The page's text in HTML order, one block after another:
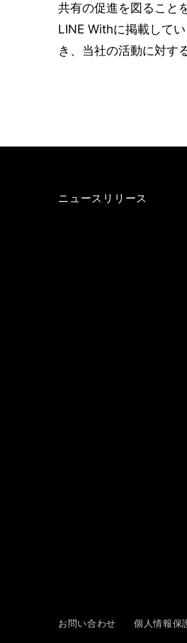
共有の促進を図ること
LINE Withに掲載して
き、当社の活動に対す
ニュースリリース
お問い合わせ 個人情報保